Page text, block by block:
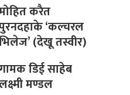
करैत
‘कल्चरल
(देखू तस्वीर)
डिई साहेब
मण्डल